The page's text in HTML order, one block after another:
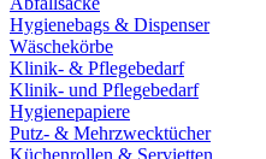
Hygienebags & Dispenser
Wäschekörbe
Klinik- & Pflegebedarf
Klinik- und Pflegebedarf
Hygienepapiere
Putz- & Mehrzwecktücher